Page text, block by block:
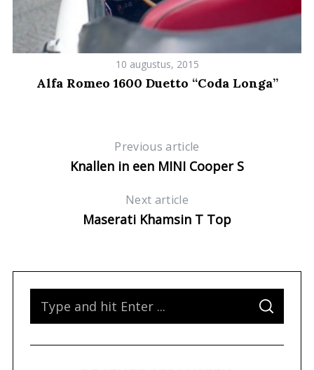
10 augustus, 2015
Alfa Romeo 1600 Duetto “Coda Longa”
Previous article
Knallen in een MINI Cooper S
Next article
Maserati Khamsin T Top
S
A
C